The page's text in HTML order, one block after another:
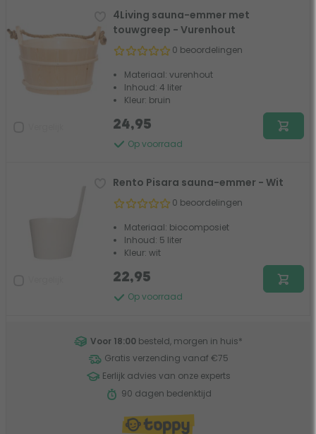
4Living sauna-emmer met
touwgreep - Vurenhout
0 beoordelingen
Materiaal: vurenhout
Inhoud: 4 liter
Kleur: bruin
Op voorraad
24,95
Rento Pisara sauna-emmer - Wit
0 beoordelingen
Materiaal: biocomposiet
Inhoud: 5 liter
Kleur: wit
Op voorraad
22,95
Voor 18:00 besteld, morgen in huis*
Gratis verzending vanaf €75
Eerlijk advies van onze experts
90 dagen bedenktijd